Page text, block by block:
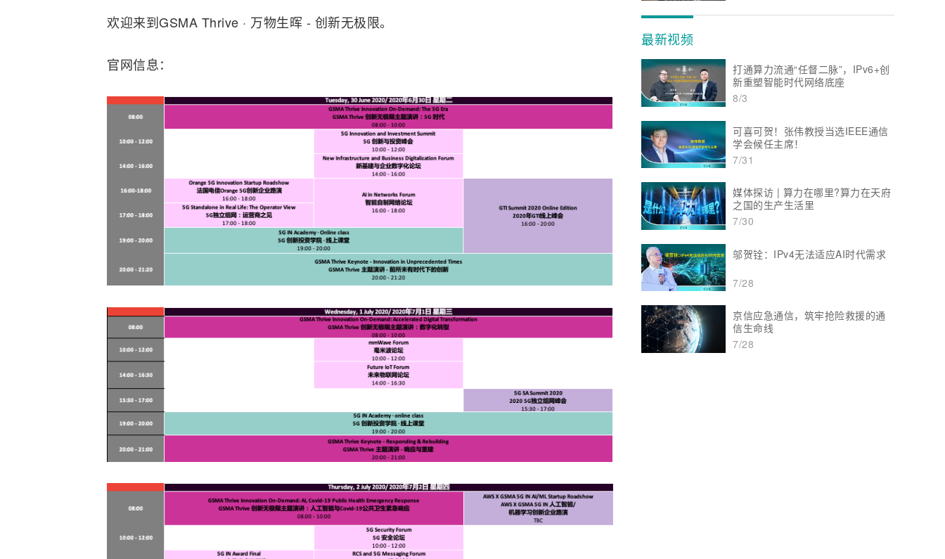
欢迎来到GSMA Thrive · 万物生晖 - 创新无极限。
官网信息：
最新视频
打通算力流通“任督二脉”，IPv6+创
新重塑智能时代网络底座
8/3
可喜可贺！张伟教授当选IEEE通信
学会候任主席！
7/31
媒体探访 | 算力在哪里?算力在天府
之国的生产生活里
7/30
邬贺铨：IPv4无法适应AI时代需求
7/28
京信应急通信，筑牢抢险救援的通
信生命线
7/28